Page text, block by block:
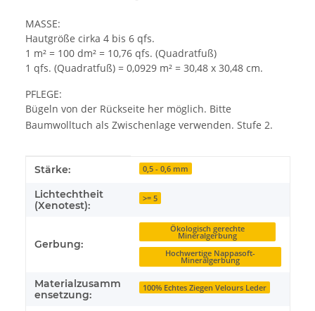
MASSE:
Hautgröße cirka 4 bis 6 qfs.
1 m² = 100 dm² = 10,76 qfs. (Quadratfuß)
1 qfs. (Quadratfuß) = 0,0929 m² = 30,48 x 30,48 cm.
PFLEGE:
Bügeln von der Rückseite her möglich. Bitte
Baumwolltuch als Zwischenlage verwenden. Stufe 2.
Produkteigenschaft
Wert
Stärke: 0,5 - 0,6 mm
Lichtechtheit
(Xenotest):
>= 5
Gerbung:
Ökologisch gerechte
Mineralgerbung
Hochwertige Nappasoft-
Mineralgerbung
Materialzusamm
ensetzung:
100% Echtes Ziegen Velours Leder